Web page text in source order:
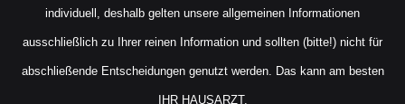
individuell, deshalb gelten unsere allgemeinen Informationen
ausschließlich zu Ihrer reinen Information und sollten (bitte!) nicht für
abschließende Entscheidungen genutzt werden. Das kann am besten
IHR HAUSARZT.